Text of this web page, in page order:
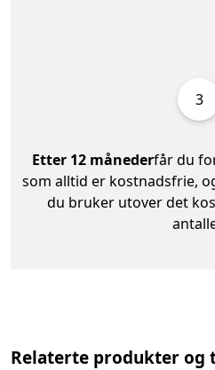
3
Etter 12 månederfår du
som alltid er kostnadsfrie,
du bruker utover det
Relaterte produkter og